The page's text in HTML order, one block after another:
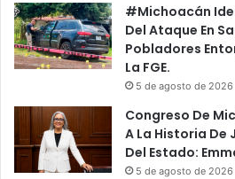
#Michoacán
Del Ataque En
Pobladores
La FGE.
5 de agosto de 2026
Congreso De
A La Historia De
Del Estado:
5 de agosto de 2026